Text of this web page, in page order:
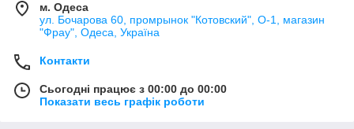
м. Одеса
ул. Бочарова 60, промрынок "Котовский", О-1, магазин
"Фрау", Одеса, Україна
Контакти
Сьогодні працює з 00:00 до 00:00
Показати весь графік роботи